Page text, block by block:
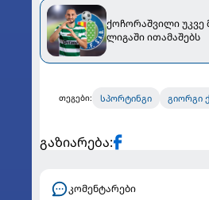
ქოჩორაშვილი უკვე
ლიგაში ითამაშებს
თეგები: სპორტინგი გიორგი
გაზიარება:
კომენტარები